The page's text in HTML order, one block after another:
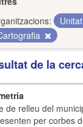
de la
de relleu del
per corbes